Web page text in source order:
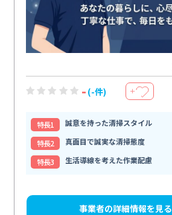
- (-件) ＋
特⻑1
誠意を持った清掃スタイル
特⻑2
真面目で誠実な清掃態度
特⻑3
生活導線を考えた作業配慮
事業者の詳細情報を見る